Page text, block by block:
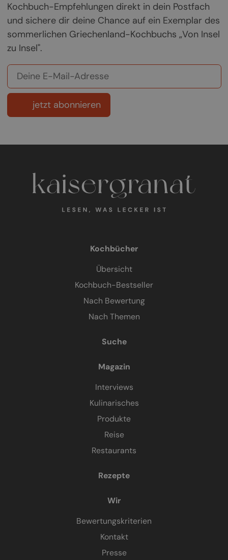
Kochbuch-Empfehlungen direkt in dein Postfach
und sichere dir deine Chance auf ein Exemplar des
sommerlichen Griechenland-Kochbuchs „Von Insel
zu Insel".
jetzt abonnieren
Kochbücher
Übersicht
Kochbuch-Bestseller
Nach Bewertung
Nach Themen
Suche
Magazin
Interviews
Kulinarisches
Produkte
Reise
Restaurants
Rezepte
Wir
Bewertungskriterien
Kontakt
Presse